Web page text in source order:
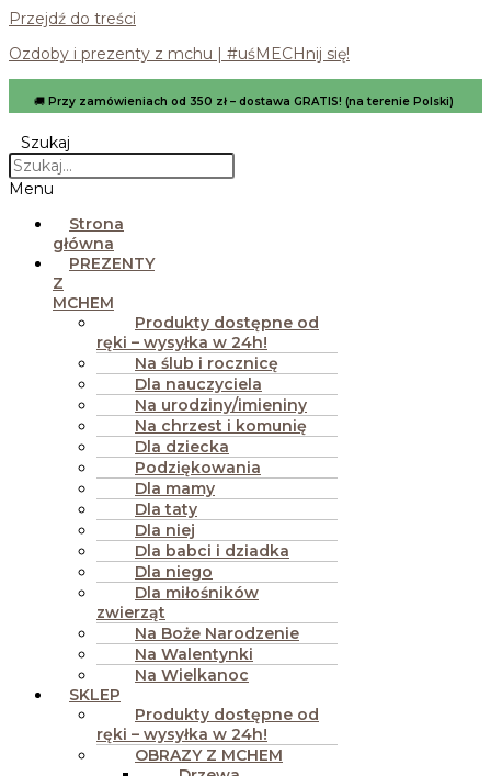
Przejdź do treści
Ozdoby i prezenty z mchu | #uśMECHnij się!
🚚 Przy zamówieniach od 350 zł – dostawa GRATIS! (na terenie Polski)
Szukaj
Menu
Strona
główna
PREZENTY
Z
MCHEM
Produkty dostępne od
ręki – wysyłka w 24h!
Na ślub i rocznicę
Dla nauczyciela
Na urodziny/imieniny
Na chrzest i komunię
Dla dziecka
Podziękowania
Dla mamy
Dla taty
Dla niej
Dla babci i dziadka
Dla niego
Dla miłośników
zwierząt
Na Boże Narodzenie
Na Walentynki
Na Wielkanoc
SKLEP
Produkty dostępne od
ręki – wysyłka w 24h!
OBRAZY Z MCHEM